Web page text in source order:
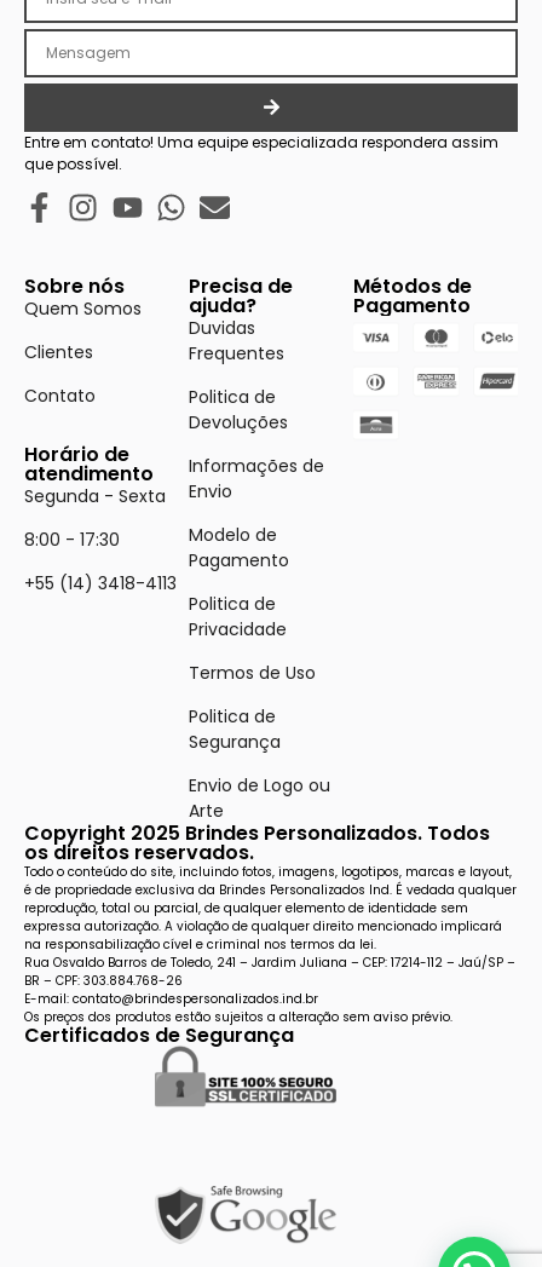
Entre em contato! Uma equipe especializada respondera assim
que possível.
Sobre nós
Quem Somos
Clientes
Contato
Horário de
atendimento
Segunda - Sexta
8:00 - 17:30
+55 (14) 3418-4113
Precisa de
ajuda?
Duvidas
Frequentes
Politica de
Devoluções
Informações de
Envio
Modelo de
Pagamento
Politica de
Privacidade
Termos de Uso
Politica de
Segurança
Envio de Logo ou
Arte
Métodos de
Pagamento
Copyright 2025 Brindes Personalizados. Todos
os direitos reservados.
Todo o conteúdo do site, incluindo fotos, imagens, logotipos, marcas e layout,
é de propriedade exclusiva da Brindes Personalizados Ind. É vedada qualquer
reprodução, total ou parcial, de qualquer elemento de identidade sem
expressa autorização. A violação de qualquer direito mencionado implicará
na responsabilização cível e criminal nos termos da lei.
Rua Osvaldo Barros de Toledo, 241 – Jardim Juliana – CEP: 17214-112 – Jaú/SP –
BR – CPF: 303.884.768-26
E-mail: contato@brindespersonalizados.ind.br
Os preços dos produtos estão sujeitos a alteração sem aviso prévio.
Certificados de Segurança